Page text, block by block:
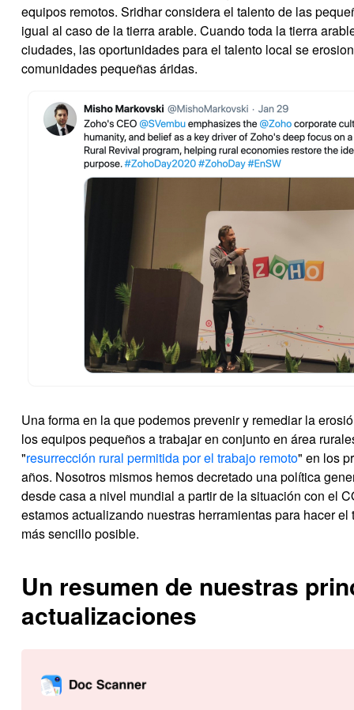
equipos remotos. Sridhar considera el talento de las
igual al caso de la tierra arable. Cuando toda la tierra
ciudades, las oportunidades para el talento local se
comunidades pequeñas áridas.
Una forma en la que podemos prevenir y remediar la
los equipos pequeños a trabajar en conjunto en área
"resurrección rural permitida por el trabajo remoto" en los
años. Nosotros mismos hemos decretado una política
desde casa a nivel mundial a partir de la situación con el
estamos actualizando nuestras herramientas para hacer el
más sencillo posible.
Un resumen de nuestras
actualizaciones